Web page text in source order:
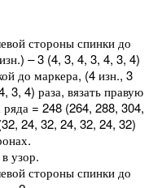
стороны спинки до
– 3 (4, 3, 4, 3, 4, 3, 4)
до маркера, (4 изн., 3
3, 4) раза, вязать правую
ряда = 248 (264, 288, 304,
24, 32, 24, 32, 24, 32)
узор.
стороны спинки до